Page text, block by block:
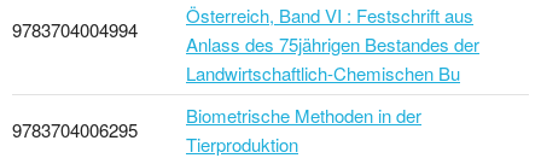
9783704004994
Österreich, Band VI : Festschrift aus
Anlass des 75jährigen Bestandes der
Landwirtschaftlich-Chemischen Bu
9783704006295
Biometrische Methoden in der
Tierproduktion